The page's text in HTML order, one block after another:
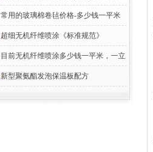
常用的玻璃棉卷毡价格-多少钱一平米
超细无机纤维喷涂《标准规范》
目前无机纤维喷涂多少钱一平米，一立
方 价格计算
新型聚氨酯发泡保温板配方